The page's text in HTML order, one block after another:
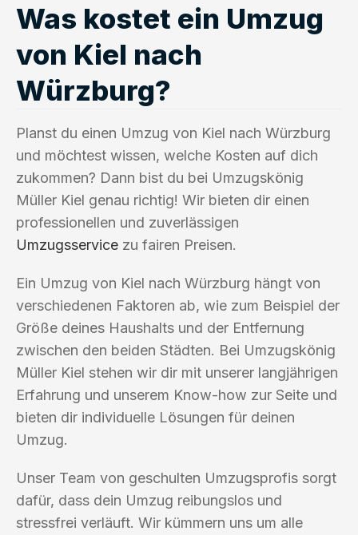
Was kostet ein Umzug
von Kiel nach
Würzburg?
Planst du einen Umzug von Kiel nach Würzburg
und möchtest wissen, welche Kosten auf dich
zukommen? Dann bist du bei Umzugskönig
Müller Kiel genau richtig! Wir bieten dir einen
professionellen und zuverlässigen
Umzugsservice zu fairen Preisen.
Ein Umzug von Kiel nach Würzburg hängt von
verschiedenen Faktoren ab, wie zum Beispiel der
Größe deines Haushalts und der Entfernung
zwischen den beiden Städten. Bei Umzugskönig
Müller Kiel stehen wir dir mit unserer langjährigen
Erfahrung und unserem Know-how zur Seite und
bieten dir individuelle Lösungen für deinen
Umzug.
Unser Team von geschulten Umzugsprofis sorgt
dafür, dass dein Umzug reibungslos und
stressfrei verläuft. Wir kümmern uns um alle